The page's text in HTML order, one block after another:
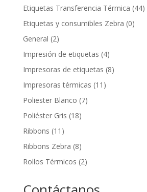
Etiquetas Transferencia Térmica (44)
Etiquetas y consumibles Zebra (0)
General (2)
Impresión de etiquetas (4)
Impresoras de etiquetas (8)
Impresoras térmicas (11)
Poliester Blanco (7)
Poliéster Gris (18)
Ribbons (11)
Ribbons Zebra (8)
Rollos Térmicos (2)